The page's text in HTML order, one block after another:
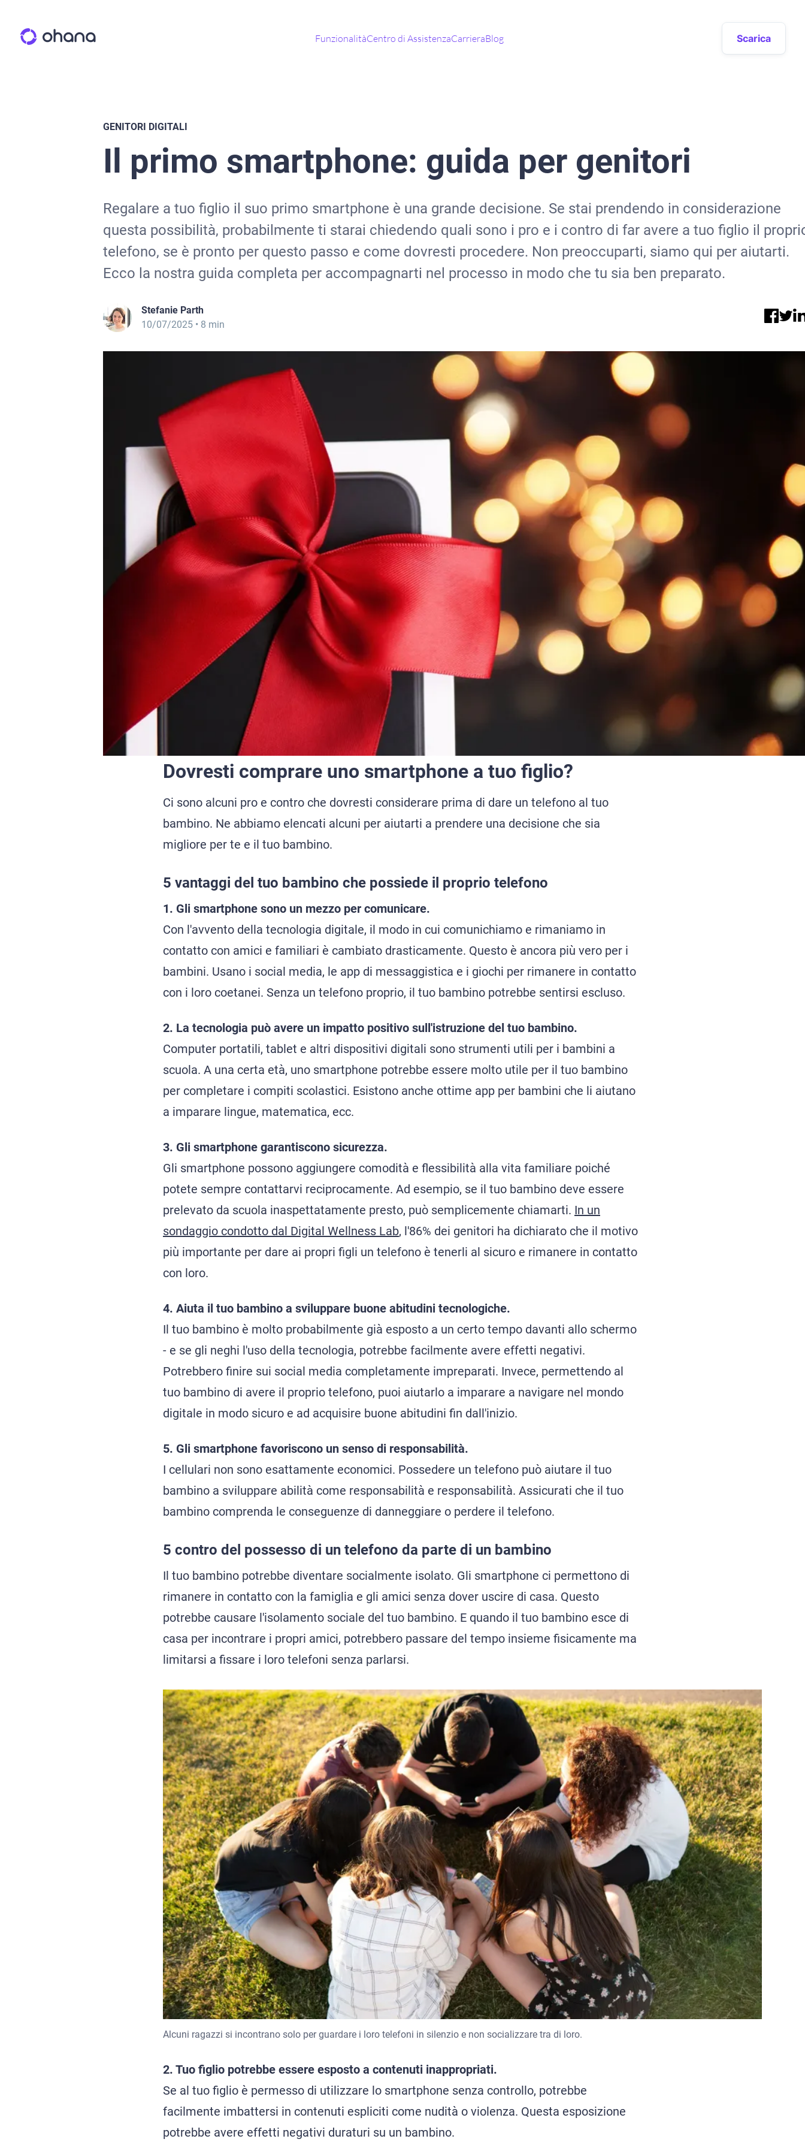
FunzionalitàCentro di AssistenzaCarrieraBlog Scarica
GENITORI DIGITALI
Il primo smartphone: guida per genitori
Regalare a tuo figlio il suo primo smartphone è una grande decisione. Se stai prendendo in considerazione
questa possibilità, probabilmente ti starai chiedendo quali sono i pro e i contro di far avere a tuo figlio il
telefono, se è pronto per questo passo e come dovresti procedere. Non preoccuparti, siamo qui per aiutarti.
Ecco la nostra guida completa per accompagnarti nel processo in modo che tu sia ben preparato.
Stefanie Parth
10/07/2025 • 8 min
Dovresti comprare uno smartphone a tuo figlio?
Ci sono alcuni pro e contro che dovresti considerare prima di dare un telefono al tuo
bambino. Ne abbiamo elencati alcuni per aiutarti a prendere una decisione che sia
migliore per te e il tuo bambino.
5 vantaggi del tuo bambino che possiede il proprio telefono
1. Gli smartphone sono un mezzo per comunicare.
Con l'avvento della tecnologia digitale, il modo in cui comunichiamo e rimaniamo in
contatto con amici e familiari è cambiato drasticamente. Questo è ancora più vero per i
bambini. Usano i social media, le app di messaggistica e i giochi per rimanere in contatto
con i loro coetanei. Senza un telefono proprio, il tuo bambino potrebbe sentirsi escluso.
2. La tecnologia può avere un impatto positivo sull'istruzione del tuo bambino.
Computer portatili, tablet e altri dispositivi digitali sono strumenti utili per i bambini a
scuola. A una certa età, uno smartphone potrebbe essere molto utile per il tuo bambino
per completare i compiti scolastici. Esistono anche ottime app per bambini che li aiutano
a imparare lingue, matematica, ecc.
3. Gli smartphone garantiscono sicurezza.
Gli smartphone possono aggiungere comodità e flessibilità alla vita familiare poiché
potete sempre contattarvi reciprocamente. Ad esempio, se il tuo bambino deve essere
prelevato da scuola inaspettatamente presto, può semplicemente chiamarti. In un
sondaggio condotto dal Digital Wellness Lab, l'86% dei genitori ha dichiarato che il motivo
più importante per dare ai propri figli un telefono è tenerli al sicuro e rimanere in contatto
con loro.
4. Aiuta il tuo bambino a sviluppare buone abitudini tecnologiche.
Il tuo bambino è molto probabilmente già esposto a un certo tempo davanti allo schermo
- e se gli neghi l'uso della tecnologia, potrebbe facilmente avere effetti negativi.
Potrebbero finire sui social media completamente impreparati. Invece, permettendo al
tuo bambino di avere il proprio telefono, puoi aiutarlo a imparare a navigare nel mondo
digitale in modo sicuro e ad acquisire buone abitudini fin dall'inizio.
5. Gli smartphone favoriscono un senso di responsabilità.
I cellulari non sono esattamente economici. Possedere un telefono può aiutare il tuo
bambino a sviluppare abilità come responsabilità e responsabilità. Assicurati che il tuo
bambino comprenda le conseguenze di danneggiare o perdere il telefono.
5 contro del possesso di un telefono da parte di un bambino
Il tuo bambino potrebbe diventare socialmente isolato. Gli smartphone ci permettono di
rimanere in contatto con la famiglia e gli amici senza dover uscire di casa. Questo
potrebbe causare l'isolamento sociale del tuo bambino. E quando il tuo bambino esce di
casa per incontrare i propri amici, potrebbero passare del tempo insieme fisicamente ma
limitarsi a fissare i loro telefoni senza parlarsi.
Alcuni ragazzi si incontrano solo per guardare i loro telefoni in silenzio e non socializzare tra di loro.
2. Tuo figlio potrebbe essere esposto a contenuti inappropriati.
Se al tuo figlio è permesso di utilizzare lo smartphone senza controllo, potrebbe
facilmente imbattersi in contenuti espliciti come nudità o violenza. Questa esposizione
potrebbe avere effetti negativi duraturi su un bambino.